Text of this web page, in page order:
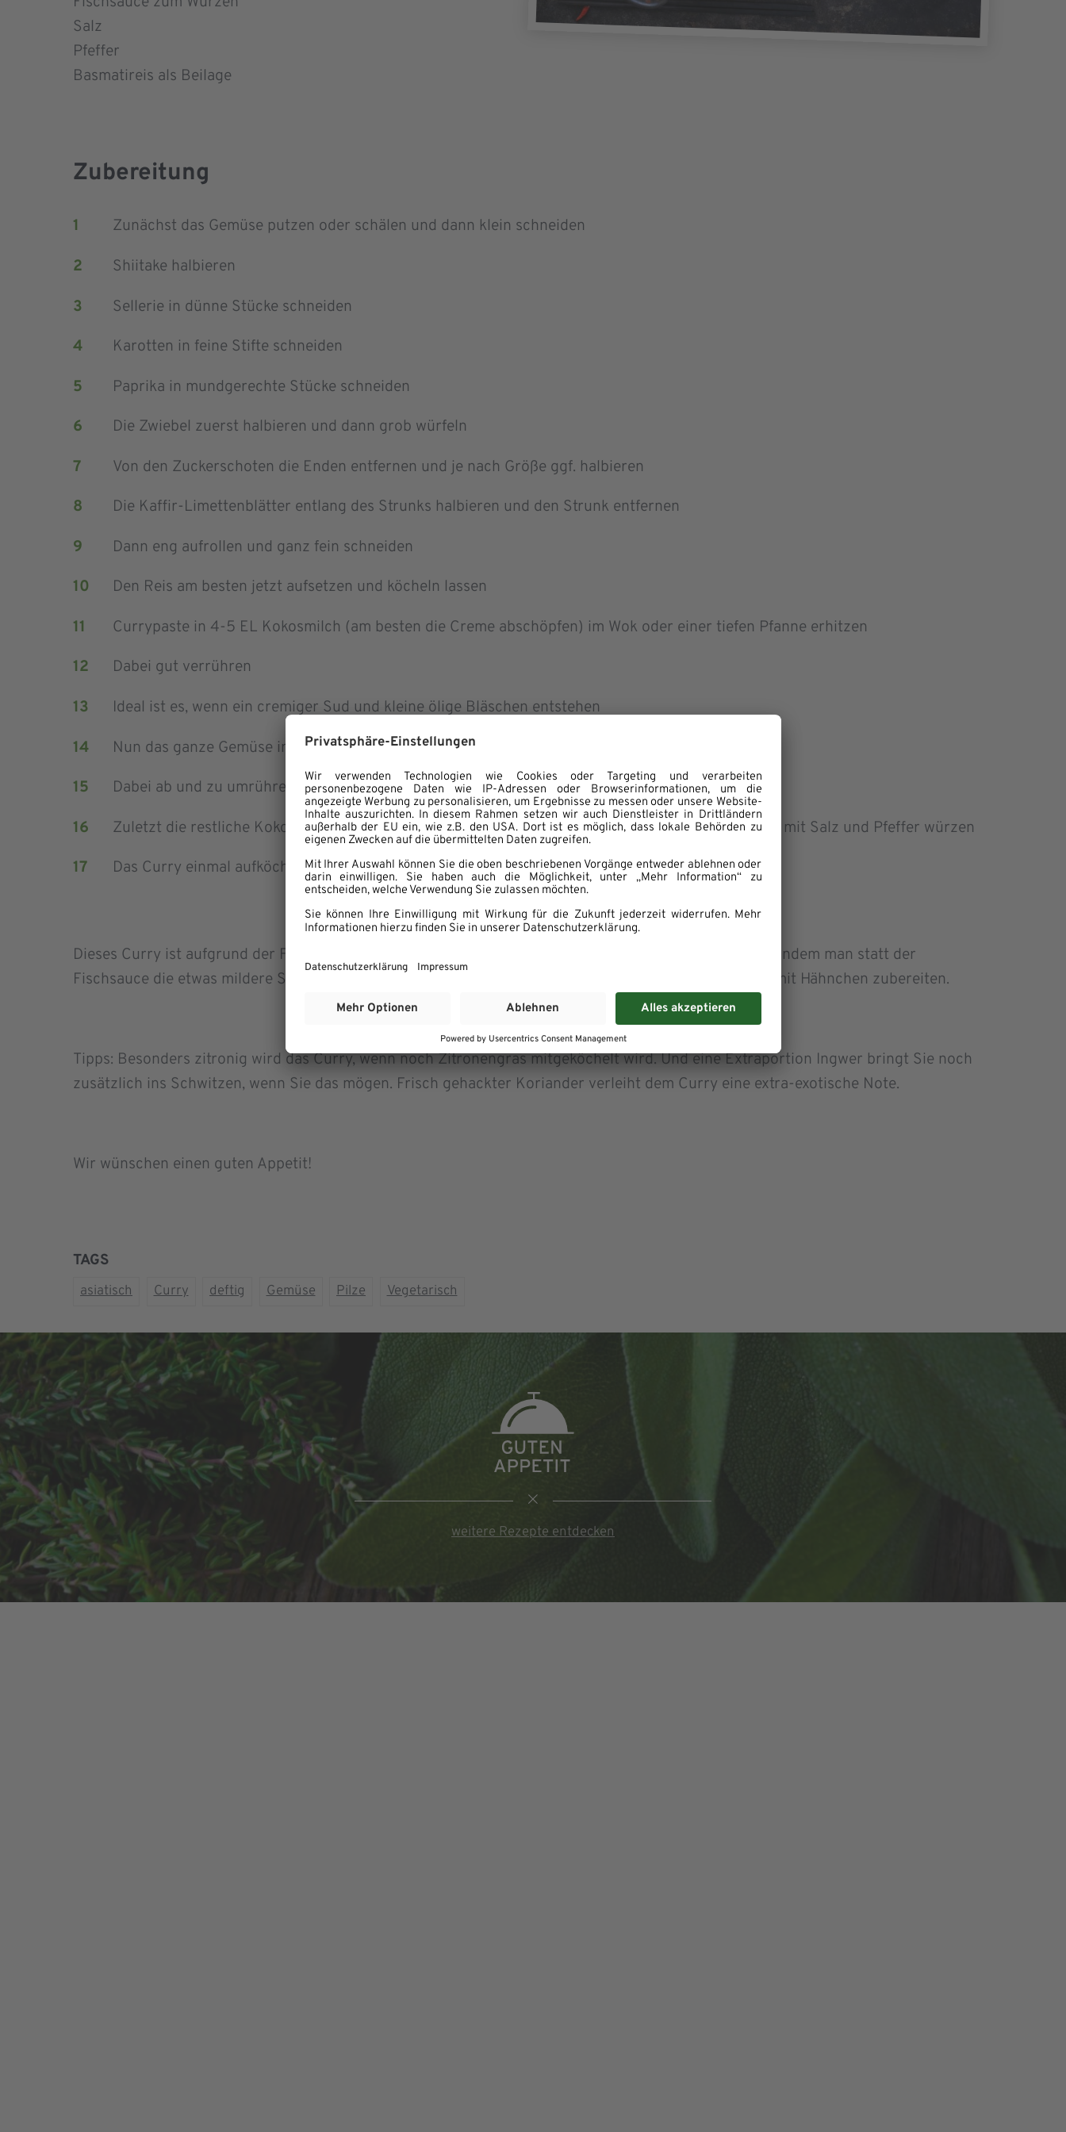
Salz
Pfeffer
Basmatireis als Beilage
Zubereitung
Zunächst das Gemüse putzen oder schälen und dann klein schneiden
Shiitake halbieren
Sellerie in dünne Stücke schneiden
Karotten in feine Stifte schneiden
Paprika in mundgerechte Stücke schneiden
Die Zwiebel zuerst halbieren und dann grob würfeln
Von den Zuckerschoten die Enden entfernen und je nach Größe ggf. halbieren
Die Kaffir-Limettenblätter entlang des Strunks halbieren und den Strunk entfernen
Dann eng aufrollen und ganz fein schneiden
Den Reis am besten jetzt aufsetzen und köcheln lassen
Currypaste in 4-5 EL Kokosmilch (am besten die Creme abschöpfen) im Wok oder einer tiefen Pfanne erhitzen
Dabei gut verrühren
Ideal ist es, wenn ein cremiger Sud und kleine ölige Bläschen entstehen
Nun das ganze Gemüse in derPaste für 5 Minuten anbraten
Dabei ab und zu umrühren, so dass das Gemüsevon allen Seiten erhitztwird
Zuletzt die restliche Kokosmilch dazugeben und mit der Fischsoße abschmecken, ggf. noch etw as mit Salz und Pfeffer würzen
Das Curry einmal aufköchelnund dann vom Herd nehmen
Dieses Curry ist aufgrund der Fischsauce vegetarisch, nicht vegan. Das lässt sich jedoch leicht ändern, indem man statt der
Fischsauce die etwas mildere Sojasauce verwendet. Fleischesser können dieses Rezept natürlich auch mit Hähnchen zubereiten.
Tipps: Besonders zitronig wird das Curry, wenn noch Zitronengras mitgeköchelt wird. Und eine Extraportion Ingwer bringt Sie noch
zusätzlich ins Schwitzen, wenn Sie das mögen. Frisch gehackter Koriander verleiht dem Curry eine extra-exotische Note.
Wir wünschen einen guten Appetit!
TAGS
asiatisch Curry deftig Gemüse Pilze Vegetarisch
weitere Rezepte entdecken